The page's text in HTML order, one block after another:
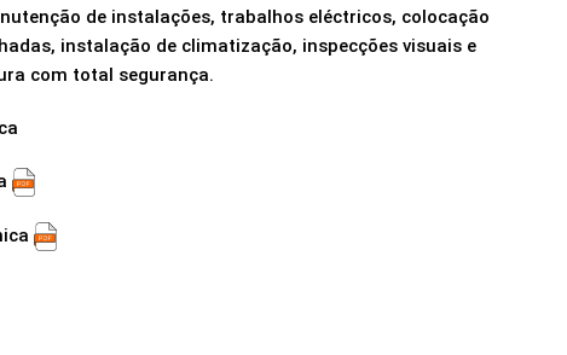
de instalações, trabalhos eléctricos, colocação
instalação de climatização, inspecções visuais e
com total segurança.